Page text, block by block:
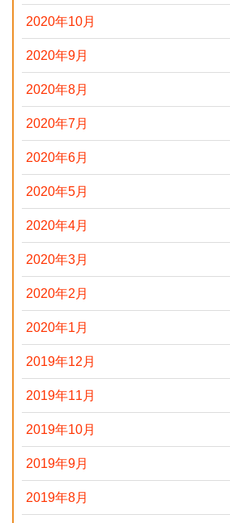
2020年10月
2020年9月
2020年8月
2020年7月
2020年6月
2020年5月
2020年4月
2020年3月
2020年2月
2020年1月
2019年12月
2019年11月
2019年10月
2019年9月
2019年8月